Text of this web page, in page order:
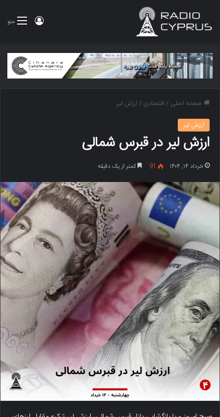
منو ورود
صفحه اصلی /اقتصادی /ارزش لیر
ارزش لیر
ارزش لیر در قبرس شمالی
خرداد ۱۴, ۱۴۰۴ 91 کمتر از یک دقیقه